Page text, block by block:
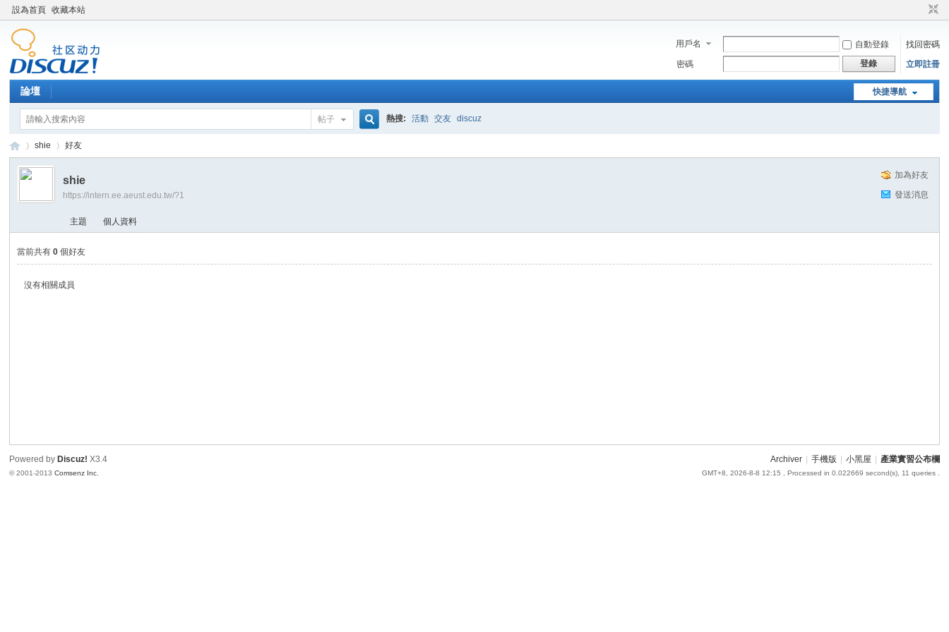
設為首頁 收藏本站
用戶名 自動登錄
找回密碼
密碼
登錄 立即註冊
快捷導航
論壇
帖子 熱搜: 活動 交友 discuz
›
shie
›
好友
加為好友
發送消息
shie
https://intern.ee.aeust.edu.tw/?1
主題 個人資料
當前共有0 個好友
沒有相關成員
Archiver 手機版 小黑屋 產業實習公布欄
GMT+8, 2026-8-8 12:15 , Processed in 0.022669 second(s), 11 queries .
Powered by Discuz! X3.4
© 2001-2013Comsenz Inc.